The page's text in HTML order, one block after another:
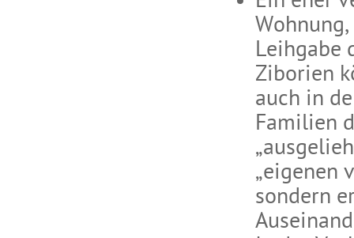
Leihgabe
Ziborien
auch in
Familien
„eigenen
sondern